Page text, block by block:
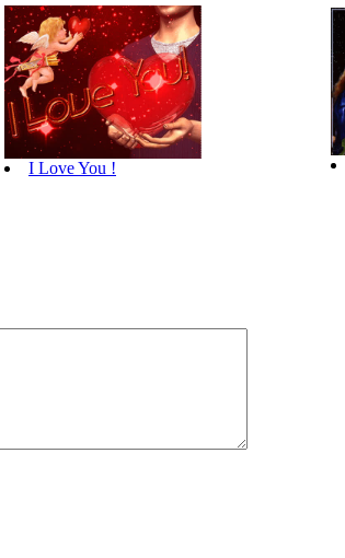
I Love You !